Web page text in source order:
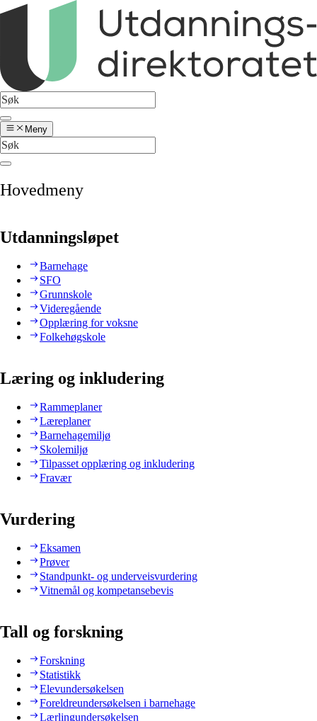
Meny
Hovedmeny
Utdanningsløpet
Barnehage
SFO
Grunnskole
Videregående
Opplæring for voksne
Folkehøgskole
Læring og inkludering
Rammeplaner
Læreplaner
Barnehagemiljø
Skolemiljø
Tilpasset opplæring og inkludering
Fravær
Vurdering
Eksamen
Prøver
Standpunkt- og underveisvurdering
Vitnemål og kompetansebevis
Tall og forskning
Forskning
Statistikk
Elevundersøkelsen
Foreldreundersøkelsen i barnehage
Lærlingundersøkelsen